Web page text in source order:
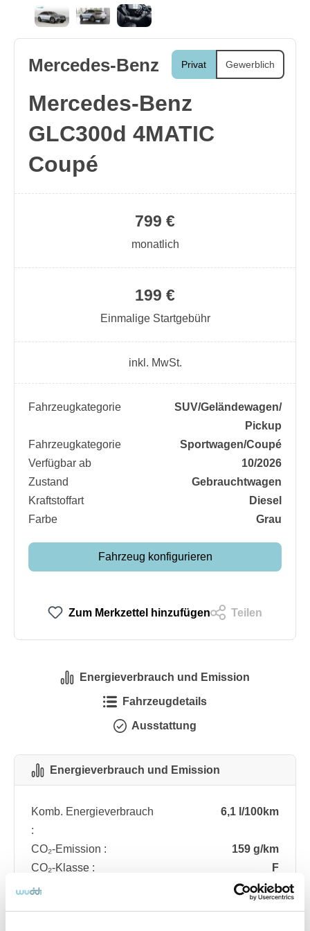
Privat Gewerblich
Mercedes-Benz
Mercedes-Benz
GLC300d 4MATIC
Coupé
199 €
Einmalige Startgebühr
799 €
monatlich
inkl. MwSt.
Fahrzeugkategorie
SUV/​Geländewagen/​
Pickup
Fahrzeugkategorie
Sportwagen/​Coupé
Verfügbar ab
10/2026
Zustand
Gebrauchtwagen
Kraftstoffart
Diesel
Farbe
Grau
Fahrzeug konfigurieren
Zum Merkzettel hinzufügen Teilen
Energieverbrauch und Emission
Fahrzeugdetails
Ausstattung
Energieverbrauch und Emission
Komb. Energieverbrauch
:
6,1 l/100km
CO₂-Emission :
159 g/km
CO₂-Klasse :
F